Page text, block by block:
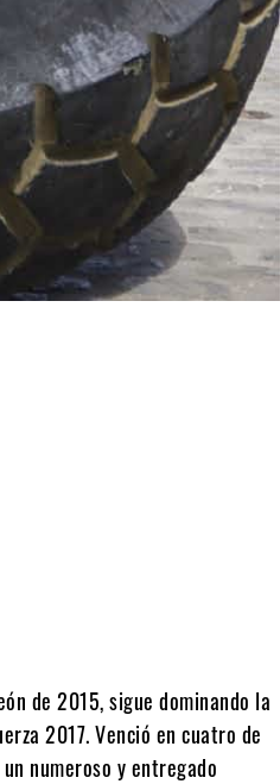
de 2015, sigue dominando la
2017. Venció en cuatro de
numeroso y entregado